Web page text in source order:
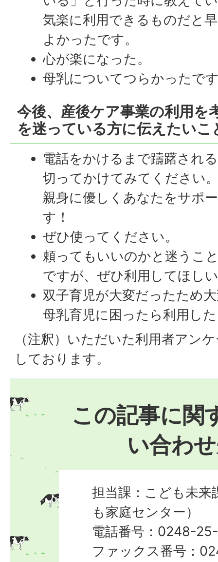
気楽に利用できるものだと
よかったです。
心が楽になった。
母乳についてつらかったで
今後、産後ケア事業の利用を
を迷っている方に伝えたいこ
電話をかけるまで躊躇され
切ってかけてみてください
親身に優しくあなたをサポ
す！
ぜひ使ってください。
頼ってもいいのかと迷うこ
ですが、ぜひ利用してほし
双子育児が大変だったため
母乳育児に困ったら利用し
（注釈）いただいた利用者アン
しております。
この記事に関
い合わ
担当課：こども未来
も家庭センター）
電話番号：0248-
ファックス番号：